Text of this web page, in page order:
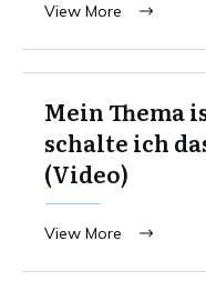
View More
Mein Thema
schalte ich
(Video)
View More